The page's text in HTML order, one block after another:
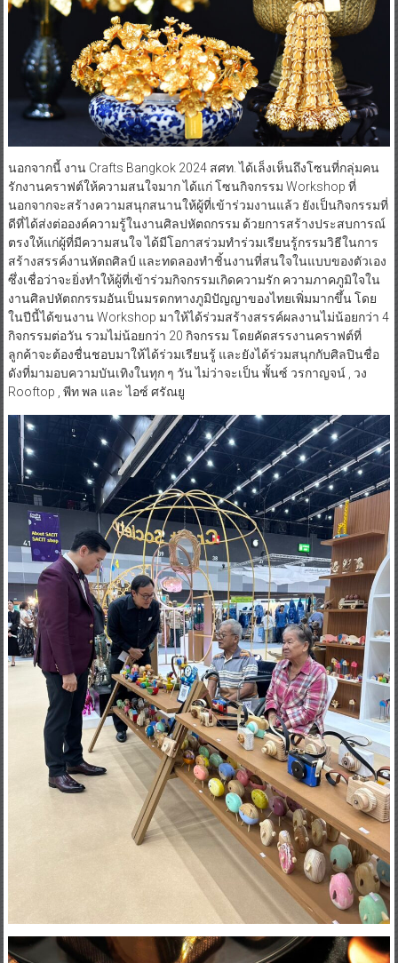
นอกจากนี้ งาน Crafts Bangkok 2024 สศท. ได้เล็งเห็นถึงโซนที่กลุ่มคน
รักงานคราฟต์ให้ความสนใจมาก ได้แก่ โซนกิจกรรม Workshop ที่
นอกจากจะสร้างความสนุกสนานให้ผู้ที่เข้าร่วมงานแล้ว ยังเป็นกิจกรรมที่
ดีที่ได้ส่งต่อองค์ความรู้ในงานศิลปหัตถกรรม ด้วยการสร้างประสบการณ์
ตรงให้แก่ผู้ที่มีความสนใจ ได้มีโอกาสร่วมทำร่วมเรียนรู้กรรมวิธีในการ
สร้างสรรค์งานหัตถศิลป์ และทดลองทำชิ้นงานที่สนใจในแบบของตัวเอง
ซึ่งเชื่อว่าจะยิ่งทำให้ผู้ที่เข้าร่วมกิจกรรมเกิดความรัก ความภาคภูมิใจใน
งานศิลปหัตถกรรมอันเป็นมรดกทางภูมิปัญญาของไทยเพิ่มมากขึ้น โดย
ในปีนี้ได้ขนงาน Workshop มาให้ได้ร่วมสร้างสรรค์ผลงานไม่น้อยกว่า 4
กิจกรรมต่อวัน รวมไม่น้อยกว่า 20 กิจกรรม โดยคัดสรรงานคราฟต์ที่
ลูกค้าจะต้องชื่นชอบมาให้ได้ร่วมเรียนรู้ และยังได้ร่วมสนุกกับศิลปินชื่อ
ดังที่มามอบความบันเทิงในทุก ๆ วัน ไม่ว่าจะเป็น พั้นซ์ วรกาญจน์ , วง
Rooftop , พีท พล และ ไอซ์ ศรัณยู